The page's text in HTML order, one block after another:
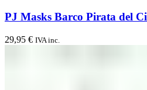
PJ Masks Barco Pirata del
29,95 € IVA inc.